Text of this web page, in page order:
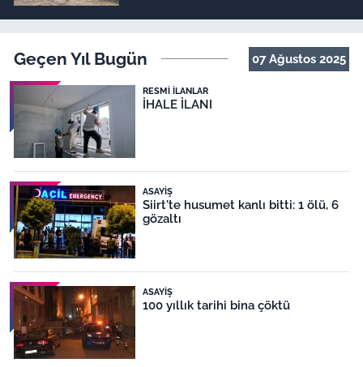
Geçen Yıl Bugün 07 Ağustos 2025
RESMI İLANLAR
İHALE İLANI
ASAYIŞ
Siirt'te husumet kanlı bitti: 1 ölü, 6
gözaltı
ASAYIŞ
100 yıllık tarihi bina çöktü